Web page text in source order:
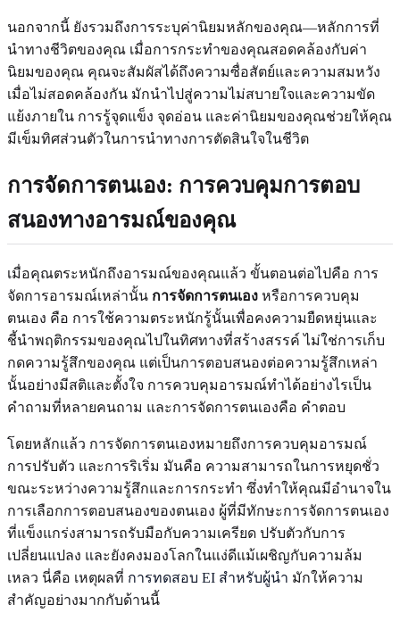
นอกจากนี้ ยังรวมถึงการระบุค่านิยมหลักของคุณ—หลักการที่
นำทางชีวิตของคุณ เมื่อการกระทำของคุณสอดคล้องกับค่า
นิยมของคุณ คุณจะสัมผัสได้ถึงความซื่อสัตย์และความสมหวัง
เมื่อไม่สอดคล้องกัน มักนำไปสู่ความไม่สบายใจและความขัด
แย้งภายใน การรู้จุดแข็ง จุดอ่อน และค่านิยมของคุณช่วยให้คุณ
มีเข็มทิศส่วนตัวในการนำทางการตัดสินใจในชีวิต
การจัดการตนเอง: การควบคุมการตอบ
สนองทางอารมณ์ของคุณ
เมื่อคุณตระหนักถึงอารมณ์ของคุณแล้ว ขั้นตอนต่อไปคือ การ
จัดการอารมณ์เหล่านั้น การจัดการตนเอง หรือการควบคุม
ตนเอง คือ การใช้ความตระหนักรู้นั้นเพื่อคงความยืดหยุ่นและ
ชี้นำพฤติกรรมของคุณไปในทิศทางที่สร้างสรรค์ ไม่ใช่การเก็บ
กดความรู้สึกของคุณ แต่เป็นการตอบสนองต่อความรู้สึกเหล่า
นั้นอย่างมีสติและตั้งใจ การควบคุมอารมณ์ทำได้อย่างไรเป็น
คำถามที่หลายคนถาม และการจัดการตนเองคือ คำตอบ
โดยหลักแล้ว การจัดการตนเองหมายถึงการควบคุมอารมณ์
การปรับตัว และการริเริ่ม มันคือ ความสามารถในการหยุดชั่ว
ขณะระหว่างความรู้สึกและการกระทำ ซึ่งทำให้คุณมีอำนาจใน
การเลือกการตอบสนองของตนเอง ผู้ที่มีทักษะการจัดการตนเอง
ที่แข็งแกร่งสามารถรับมือกับความเครียด ปรับตัวกับการ
เปลี่ยนแปลง และยังคงมองโลกในแง่ดีแม้เผชิญกับความล้ม
เหลว นี่คือ เหตุผลที่ การทดสอบ EI สำหรับผู้นำ มักให้ความ
สำคัญอย่างมากกับด้านนี้